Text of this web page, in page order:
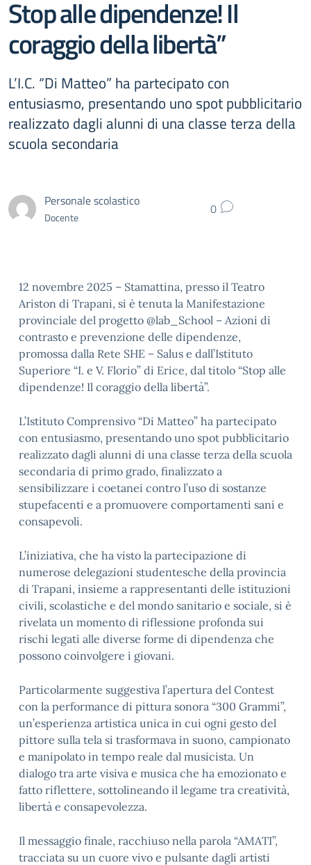
Stop alle dipendenze! Il
coraggio della libertà”
L’I.C. “Di Matteo” ha partecipato con
entusiasmo, presentando uno spot pubblicitario
realizzato dagli alunni di una classe terza della
scuola secondaria
Personale scolastico
Docente 0
12 novembre 2025 – Stamattina, presso il Teatro
Ariston di Trapani, si è tenuta la Manifestazione
provinciale del progetto @lab_School – Azioni di
contrasto e prevenzione delle dipendenze,
promossa dalla Rete SHE – Salus e dall’Istituto
Superiore “I. e V. Florio” di Erice, dal titolo “Stop alle
dipendenze! Il coraggio della libertà”.
L’Istituto Comprensivo “Di Matteo” ha partecipato
con entusiasmo, presentando uno spot pubblicitario
realizzato dagli alunni di una classe terza della scuola
secondaria di primo grado, finalizzato a
sensibilizzare i coetanei contro l’uso di sostanze
stupefacenti e a promuovere comportamenti sani e
consapevoli.
L’iniziativa, che ha visto la partecipazione di
numerose delegazioni studentesche della provincia
di Trapani, insieme a rappresentanti delle istituzioni
civili, scolastiche e del mondo sanitario e sociale, si è
rivelata un momento di riflessione profonda sui
rischi legati alle diverse forme di dipendenza che
possono coinvolgere i giovani.
Particolarmente suggestiva l’apertura del Contest
con la performance di pittura sonora “300 Grammi”,
un’esperienza artistica unica in cui ogni gesto del
pittore sulla tela si trasformava in suono, campionato
e manipolato in tempo reale dal musicista. Un
dialogo tra arte visiva e musica che ha emozionato e
fatto riflettere, sottolineando il legame tra creatività,
libertà e consapevolezza.
Il messaggio finale, racchiuso nella parola “AMATI”,
tracciata su un cuore vivo e pulsante dagli artisti